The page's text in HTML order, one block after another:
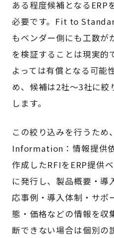
ある程度候補となるERP
必要です。Fit to
もベンダー側にも工数が
を検証することは現実的
よっては有償となる可能
め、候補は2社～3社に絞
します。
この絞り込みを行うた
Information：情報提供
作成したRFIをERP提供
に発行し、製品概要・導
応事例・導入体制・サポ
態・価格などの情報を収
断できない場合は個別の